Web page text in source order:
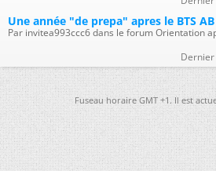
Une année "de prepa" apres le BTS AB
Par invitea993ccc6 dans le forum Orientation
Fuseau horaire GMT +1. Il est